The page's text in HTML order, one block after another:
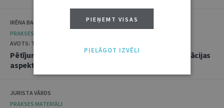
IRĒNA BARKĀNE
PRAKSES MATERIĀLI
AVOTS: TIESĪBSARGA BIROJS, 2024
Pētījums "Mākslīgā intelekta sistēmas un diskriminācijas
aspekti"
JURISTA VĀRDS
PRAKSES MATERIĀLI
PIEŅEMT VISAS
PIELĀGOT IZVĒLI